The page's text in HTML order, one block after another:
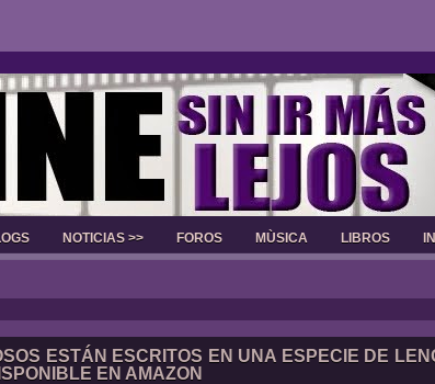
NOTICIAS >> FOROS MÙSICA LIBROS
ESTÁN ESCRITOS EN UNA ESPECIE DE
EN AMAZON